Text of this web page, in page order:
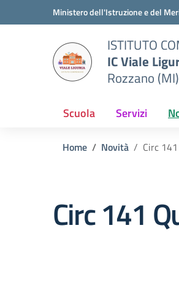
Vai ai contenuti
Vai al menu di navigazioneMinistero dell'Istruzione e del
ISTITUTO
IC Viale
Rozzano (MI)
Scuola Servizi
Home Novità Circ
Circ 141